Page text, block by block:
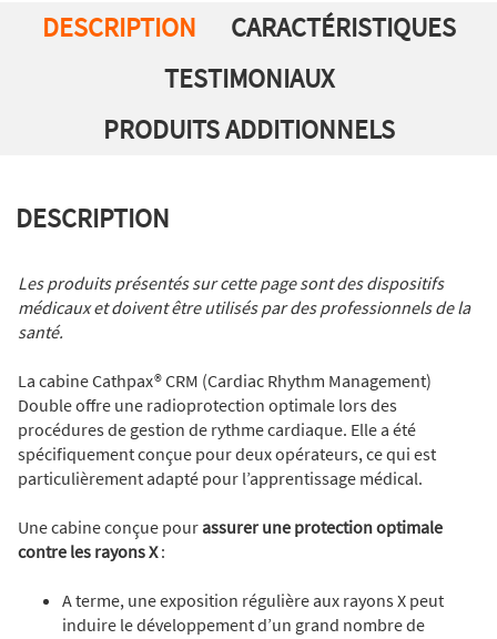
DESCRIPTION
CARACTÉRISTIQUES
TESTIMONIAUX
PRODUITS ADDITIONNELS
DESCRIPTION
Les produits présentés sur cette page sont des dispositifs
médicaux et doivent être utilisés par des professionnels de la
santé.
La cabine Cathpax® CRM (Cardiac Rhythm Management)
Double offre une radioprotection optimale lors des
procédures de gestion de rythme cardiaque. Elle a été
spécifiquement conçue pour deux opérateurs, ce qui est
particulièrement adapté pour l’apprentissage médical.
Une cabine conçue pourassurer une protection optimale
contre les rayons X:
A terme, une exposition régulière aux rayons X peut
induire le développement d’un grand nombre de